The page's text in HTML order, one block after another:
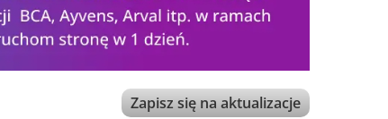
Zapisz się na aktualizacje